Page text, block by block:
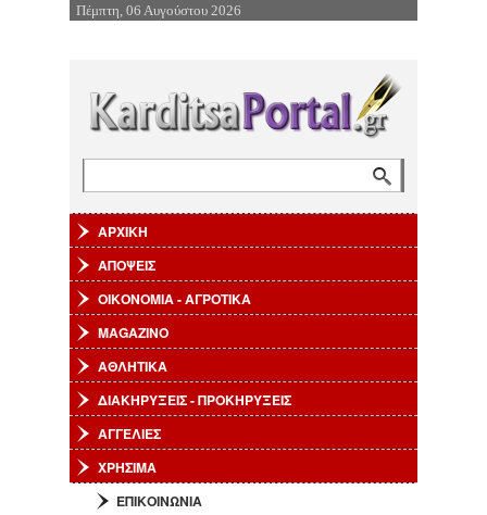
Επιστροφή στην Πλοήγηση
Πέμπτη, 06 Αυγούστου 2026
ΑΡΧΙΚΗ
ΑΠΟΨΕΙΣ
ΟΙΚΟΝΟΜΙΑ - ΑΓΡΟΤΙΚΑ
MAGAZINO
ΑΘΛΗΤΙΚΑ
ΔΙΑΚΗΡΥΞΕΙΣ - ΠΡΟΚΗΡΥΞΕΙΣ
ΑΓΓΕΛΙΕΣ
ΧΡΗΣΙΜΑ
ΕΠΙΚΟΙΝΩΝΙΑ